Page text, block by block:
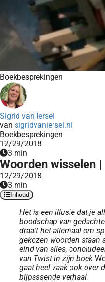
Boekbesprekingen
Sigrid van Iersel
van sigridvaniersel.nl
Boekbesprekingen
12/29/2018
3 min
Woorden wisselen
12/29/2018
3 min
Inhoud
Het is een illusie dat je
boodschap van
draait het allemaal om
gekozen woorden staan
eind van alles,
van Twist in zijn boek
gaat heel vaak ook over
bijpassende verhaal.